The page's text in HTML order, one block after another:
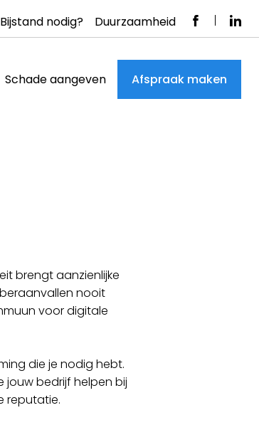
Bijstand nodig? Duurzaamheid
Schade aangeven Afspraak maken
brengt aanzienlijke
nooit
voor digitale
die je nodig hebt.
jouw bedrijf helpen bij
reputatie.